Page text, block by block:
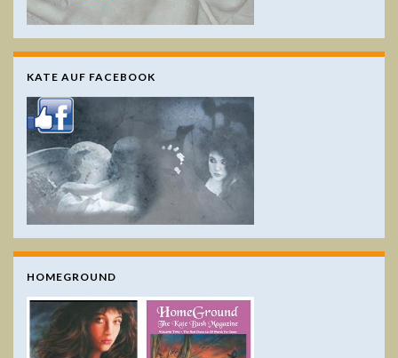
KATE AUF FACEBOOK
HOMEGROUND